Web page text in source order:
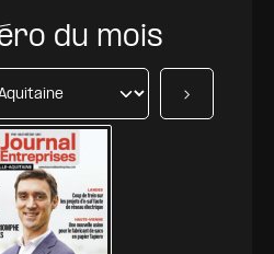
du mois
Suivant